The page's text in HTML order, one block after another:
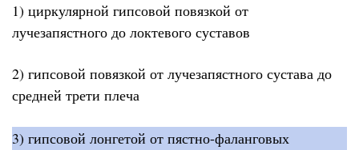
1) циркулярной гипсовой повязкой от
лучезапястного до локтевого суставов
2) гипсовой повязкой от лучезапястного сустава до
средней трети плеча
3) гипсовой лонгетой от пястно-фаланговых